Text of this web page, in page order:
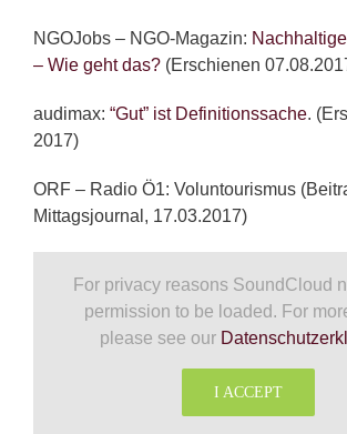
NGOJobs – NGO-Magazin:
– Wie geht das? (Erschienen
audimax: “Gut” ist Definitionssache.
2017)
ORF – Radio Ö1: Voluntourismus
Mittagsjournal, 17.03.2017)
For privacy reasons SoundCloud
permission to be loaded. For
please see our
I ACCEPT